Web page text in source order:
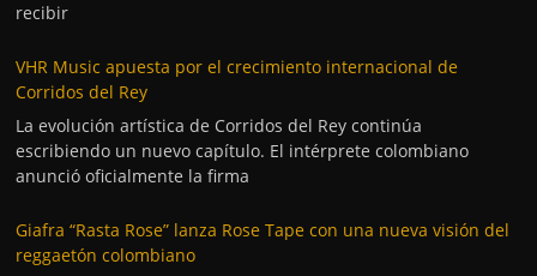
recibir
VHR Music apuesta por el crecimiento internacional de
Corridos del Rey
La evolución artística de Corridos del Rey continúa
escribiendo un nuevo capítulo. El intérprete colombiano
anunció oficialmente la firma
Giafra “Rasta Rose” lanza Rose Tape con una nueva visión del
reggaetón colombiano